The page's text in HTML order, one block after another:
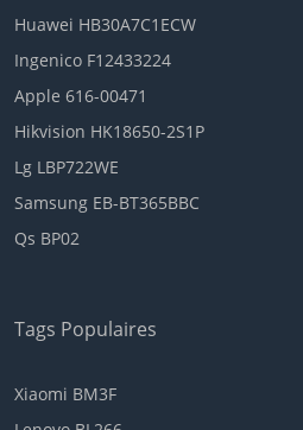
Huawei HB30A7C1ECW
Ingenico F12433224
Apple 616-00471
Hikvision HK18650-2S1P
Lg LBP722WE
Samsung EB-BT365BBC
Qs BP02
Tags Populaires
Xiaomi BM3F